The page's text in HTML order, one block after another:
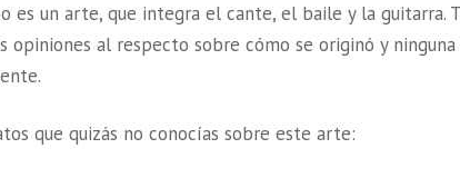
es un arte, que integra el cante, el baile y la guitarra.
opiniones al respecto sobre cómo se originó y
que quizás no conocías sobre este arte: